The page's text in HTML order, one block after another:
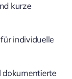
kurze
individuelle